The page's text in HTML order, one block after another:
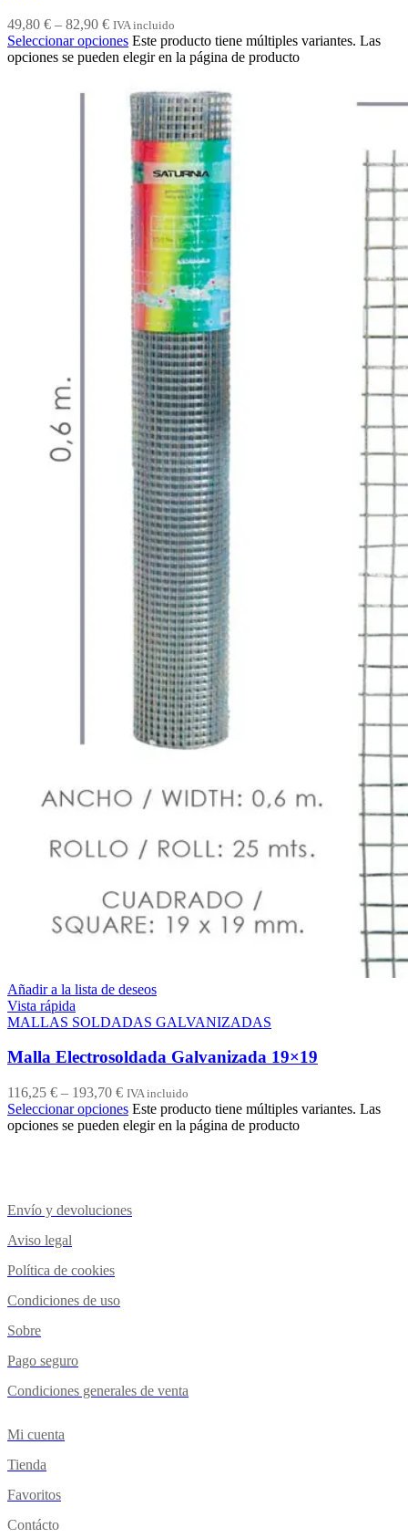
49,80 € – 82,90 € IVA incluido
Seleccionar opciones Este producto tiene múltiples variantes. Las
opciones se pueden elegir en la página de producto
Añadir a la lista de deseos
Vista rápida
MALLAS SOLDADAS GALVANIZADAS
Malla Electrosoldada Galvanizada 19×19
116,25 € – 193,70 € IVA incluido
Seleccionar opciones Este producto tiene múltiples variantes. Las
opciones se pueden elegir en la página de producto
Envío y devoluciones
Aviso legal
Política de cookies
Condiciones de uso
Sobre
Pago seguro
Condiciones generales de venta
Mi cuenta
Tienda
Favoritos
Contácto